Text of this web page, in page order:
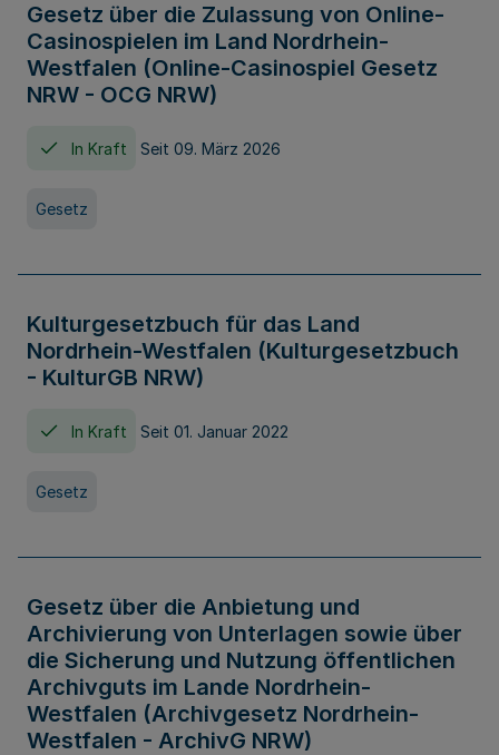
Gesetz über die Zulassung von Online-
Casinospielen im Land Nordrhein-
Westfalen (Online-Casinospiel Gesetz
NRW - OCG NRW)
In Kraft Seit 09. März 2026
Gesetz
Kulturgesetzbuch für das Land
Nordrhein-Westfalen (Kulturgesetzbuch
- KulturGB NRW)
In Kraft Seit 01. Januar 2022
Gesetz
Gesetz über die Anbietung und
Archivierung von Unterlagen sowie über
die Sicherung und Nutzung öffentlichen
Archivguts im Lande Nordrhein-
Westfalen (Archivgesetz Nordrhein-
Westfalen - ArchivG NRW)